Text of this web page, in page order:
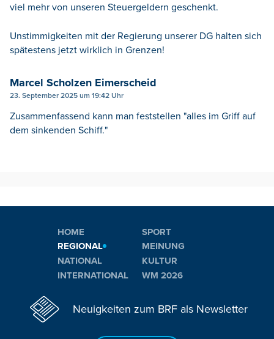
viel mehr von unseren Steuergeldern geschenkt.
Unstimmigkeiten mit der Regierung unserer DG halten sich
spätestens jetzt wirklich in Grenzen!
Marcel Scholzen Eimerscheid
23. September 2025 um 19:42 Uhr
Zusammenfassend kann man feststellen "alles im Griff auf
dem sinkenden Schiff."
HOME
REGIONAL
NATIONAL
INTERNATIONAL
SPORT
MEINUNG
KULTUR
WM 2026
Neuigkeiten zum BRF als Newsletter